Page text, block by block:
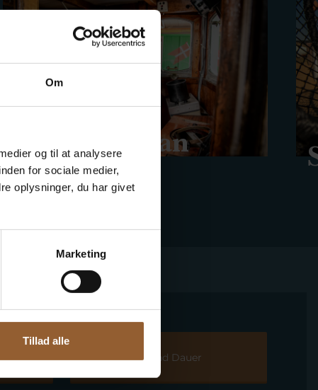
Om
og til at analysere
for sociale medier,
oplysninger, du har givet
Marketing
Tillad alle
Alle Mann an
Deck!
Zeiten und Dauer